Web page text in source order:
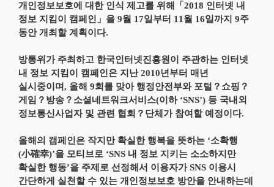
개인정보보호에 대한 인식 제고를 위해「2018 인터넷 내
정보 지킴이 캠페인」을 9월 17일부터 11월 16일까지 9주
동안 개최할 계획이다.
방통위가 주최하고 한국인터넷진흥원이 주관하는 인터넷
내 정보 지킴이 캠페인은 지난 2010년부터 매년
실시중이며, 올해 9회를 맞아 행정안전부와 포털？쇼핑？
게임？방송？소셜네트워크서비스(이하 ‘SNS’) 등 국내외
정보통신사업자 및 관련 협회？단체가 참여할 예정이다.
올해의 캠페인은 작지만 확실한 행복을 뜻하는 ‘소확행
(小確幸)’을 모티브로 ‘SNS 내 정보 지키는 소소하지만
확실한 행동’을 주제로 선정해서 이용자가 SNS 이용시
간단하게 실천할 수 있는 개인정보보호 방안을 안내하는데